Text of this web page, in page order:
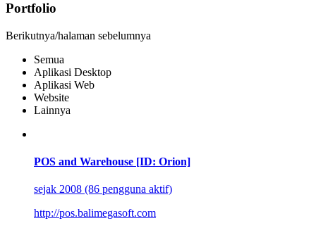
Portfolio
Berikutnya/halaman sebelumnya
Semua
Aplikasi Desktop
Aplikasi Web
Website
Lainnya
POS and Warehouse [ID: Orion]
sejak 2008 (86 pengguna aktif)
http://pos.balimegasoft.com